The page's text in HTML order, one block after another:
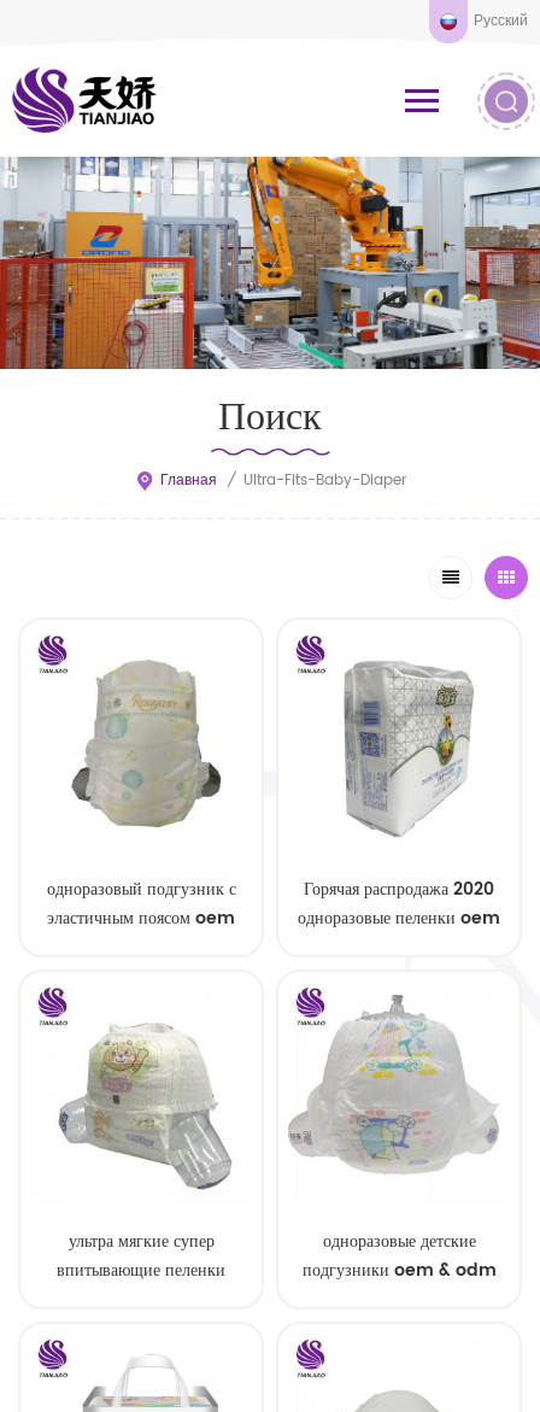
Русский
Поиск
Главная / Ultra-Fits-Baby-Diaper
одноразовый подгузник с
эластичным поясом oem
Горячая распродажа 2020
одноразовые пеленки oem
ультра мягкие супер
впитывающие пеленки
одноразовые детские
подгузники oem & odm